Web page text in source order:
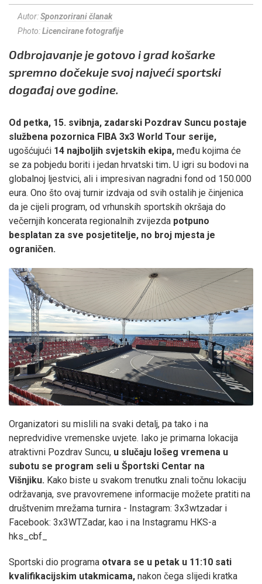
Autor:Sponzorirani članak
Photo:Licencirane fotografije
Odbrojavanje je gotovo i grad košarke
spremno dočekuje svoj najveći sportski
događaj ove godine.
Od petka, 15. svibnja, zadarski Pozdrav Suncu postaje
službena pozornica FIBA 3x3 World Tour serije,
ugošćujući 14 najboljih svjetskih ekipa, među kojima će
se za pobjedu boriti i jedan hrvatski tim. U igri su bodovi na
globalnoj ljestvici, ali i impresivan nagradni fond od 150.000
eura. Ono što ovaj turnir izdvaja od svih ostalih je činjenica
da je cijeli program, od vrhunskih sportskih okršaja do
večernjih koncerata regionalnih zvijezda potpuno
besplatan za sve posjetitelje, no broj mjesta je
ograničen.
Organizatori su mislili na svaki detalj, pa tako i na
nepredvidive vremenske uvjete. Iako je primarna lokacija
atraktivni Pozdrav Suncu, u slučaju lošeg vremena u
subotu se program seli u Športski Centar na
Višnjiku. Kako biste u svakom trenutku znali točnu lokaciju
održavanja, sve pravovremene informacije možete pratiti na
društvenim mrežama turnira - Instagram: 3x3wtzadar i
Facebook: 3x3WTZadar, kao i na Instagramu HKS-a
hks_cbf_
Sportski dio programa otvara se u petak u 11:10 sati
kvalifikacijskim utakmicama, nakon čega slijedi kratka